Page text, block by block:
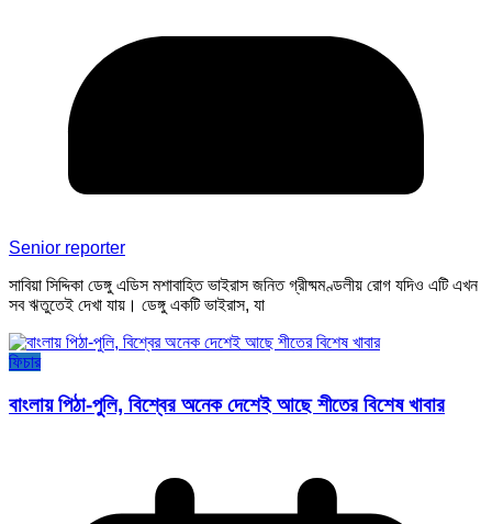
Senior reporter
সাবিয়া সিদ্দিকা ডেঙ্গু এডিস মশাবাহিত ভাইরাস জনিত গ্রীষ্মমণ্ডলীয় রোগ যদিও এটি এখন
সব ঋতুতেই দেখা যায়। ডেঙ্গু একটি ভাইরাস, যা
ফিচার
বাংলায় পিঠা-পুলি, বিশ্বের অনেক দেশেই আছে শীতের বিশেষ খাবার